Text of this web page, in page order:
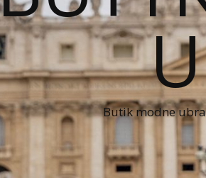
Butik modne